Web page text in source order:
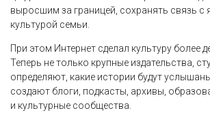
выросшим за границей, сохранять связь с
культурой семьи.
При этом Интернет сделал культуру более
Теперь не только крупные издательства,
определяют, какие истории будут
создают блоги, подкасты, архивы,
и культурные сообщества.